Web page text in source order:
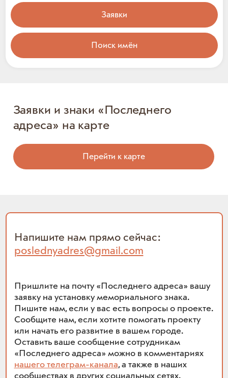
Заявки
Поиск имён
Заявки и знаки «Последнего
адреса» на карте
Перейти к карте
Напишите нам прямо сейчас:
poslednyadres@gmail.com
Пришлите на почту «Последнего адреса» вашу
заявку на установку мемориального знака.
Пишите нам, если у вас есть вопросы о проекте.
Сообщите нам, если хотите помогать проекту
или начать его развитие в вашем городе.
Оставить ваше сообщение сотрудникам
«Последнего адреса» можно в комментариях
нашего телеграм-канала, а также в наших